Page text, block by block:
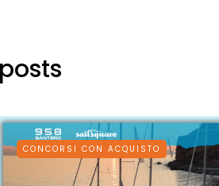
CONCORSI CON ACQUISTO